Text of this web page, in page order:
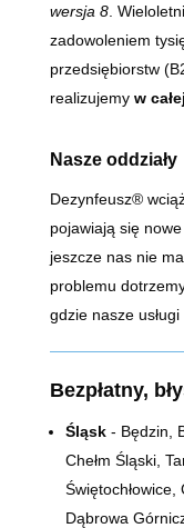
wersja 8.
zadowoleniem
przedsiębiorstw
realizujemy w
Nasze oddziały
Dezynfeusz®
pojawiają się
jeszcze nas nie
problemu
gdzie nasze
Bezpłatny,
Śląsk- Będzin,
Chełm Śląski,
Świętochłowice,
Dąbrowa